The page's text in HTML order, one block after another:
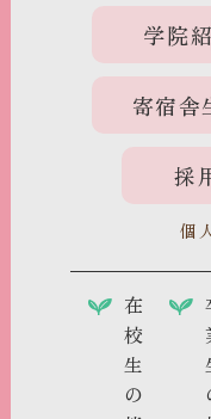
学院
寄宿舎
採
個
在
校
生
の